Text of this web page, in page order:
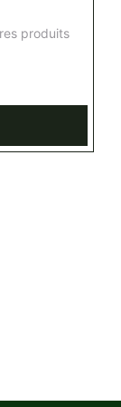
produits